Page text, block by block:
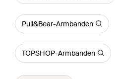
Pull&Bear-Armbanden
TOPSHOP-Armbanden